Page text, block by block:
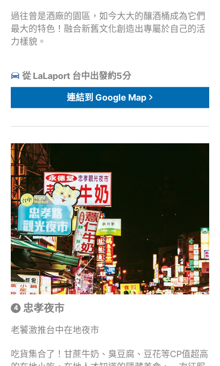
過往曾是酒廠的園區，如今大大的釀酒桶成為它們
最大的特色！融合新舊文化創造出專屬於自己的活
力樣貌。
從 LaLaport 台中出發約5分
連結到 Google Map
忠孝夜市
老饕激推台中在地夜市
吃貨集合了！甘蔗牛奶、臭豆腐、豆花等CP值超高